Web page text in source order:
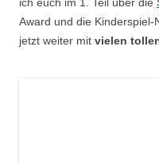
ich euch im 1. Teil über die
Award und die
jetzt weiter mit vielen